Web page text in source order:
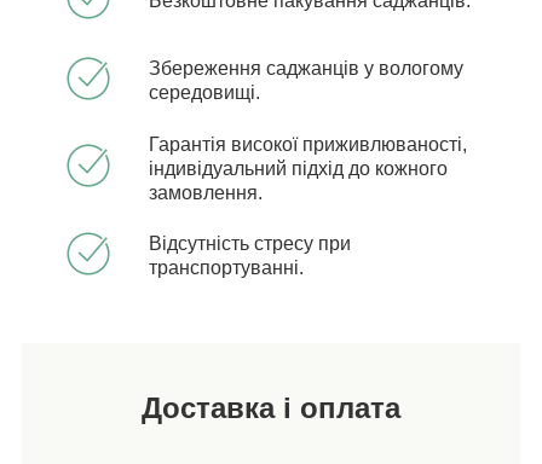
Збереження саджанців у вологому
середовищі.
Гарантія високої приживлюваності,
індивідуальний підхід до кожного
замовлення.
Відсутність стресу при
транспортуванні.
Доставка і оплата